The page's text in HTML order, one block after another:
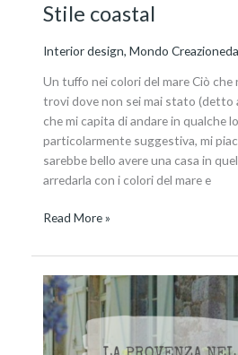
Stile coastal
Interior design,Mondo
Un tuffo nei colori del mare Ciò che
trovi dove non sei mai stato (detto
che mi capita di andare in qualche
particolarmente suggestiva, mi
sarebbe bello avere una casa in
arredarla con i colori del mare e
Read More »
Lo
stile
provenzale